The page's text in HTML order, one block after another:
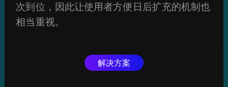
次到位，因此让使用者方便日后扩充的机制也
相当重视。
解决方案